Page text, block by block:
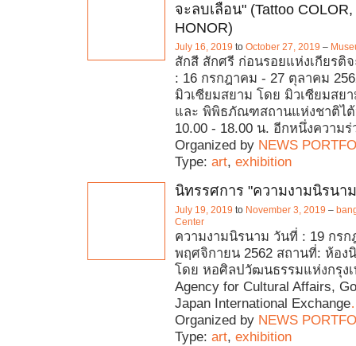
จะลบเลือน" (Tattoo COLOR,
HONOR)
July 16, 2019 to October 27, 2019 –
สักสี สักศรี ก่อนรอยแห่งเกียรติ
: 16 กรกฎาคม - 27 ตุลาคม
มิวเซียมสยาม โดย มิวเซียมสย
และ พิพิธภัณฑสถานแห่งชาติไต้
10.00 - 18.00 น. อีกหนึ่งความ
Organized by NEWS
Type: art, exhibition
นิทรรศการ "ความงามนิรนา
July 19, 2019 to November 3, 2019 –
Center
ความงามนิรนาม วันที่ : 19 กรก
พฤศจิกายน 2562 สถานที่: ห้อง
โดย หอศิลปวัฒนธรรมแห่งกรุง
Agency for Cultural Affairs,
Japan International Exchange
Organized by NEWS
Type: art, exhibition